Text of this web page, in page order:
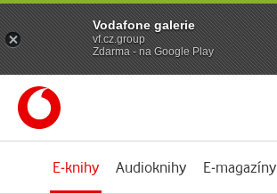
E-knihy Audioknihy E-magazíny
Vodafone galerie
vf.cz.group
Zdarma - na Google Play